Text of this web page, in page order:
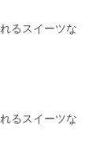
等のデ
らかじ
めご了
2023年
なりま
す。
サービ
の木
（祇園
るスイーツな
るスイーツな